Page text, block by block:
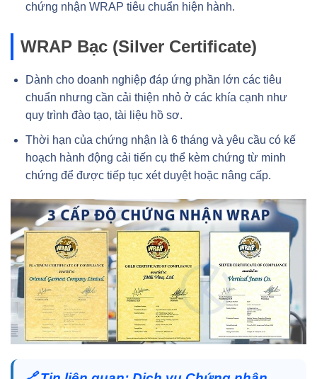
chứng nhận WRAP tiêu chuẩn hiện hành.
WRAP Bạc (Silver Certificate)
Dành cho doanh nghiệp đáp ứng phần lớn các tiêu
chuẩn nhưng cần cải thiện nhỏ ở các khía cạnh như
quy trình đào tạo, tài liệu hồ sơ.
Thời hạn của chứng nhận là 6 tháng và yêu cầu có kế
hoạch hành động cải tiến cụ thể kèm chứng từ minh
chứng để được tiếp tục xét duyệt hoặc nâng cấp.